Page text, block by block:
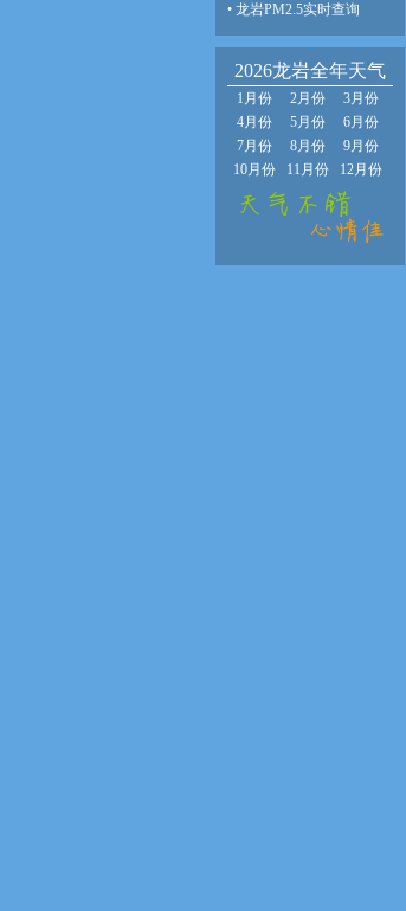
• 龙岩PM2.5实时查询
2026龙岩全年天气
1月份 2月份
3月份
4月份
5月份
6月份
7月份
8月份
9月份
10月份
11月份 12月份